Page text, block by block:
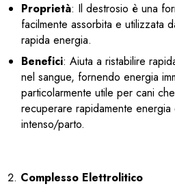
Proprietà: Il destrosio è una
facilmente assorbita e utilizzata
rapida energia.
Benefici: Aiuta a ristabilire
nel sangue, fornendo energia
particolarmente utile per cani
recuperare rapidamente
intenso/parto.
Complesso Elettrolitico